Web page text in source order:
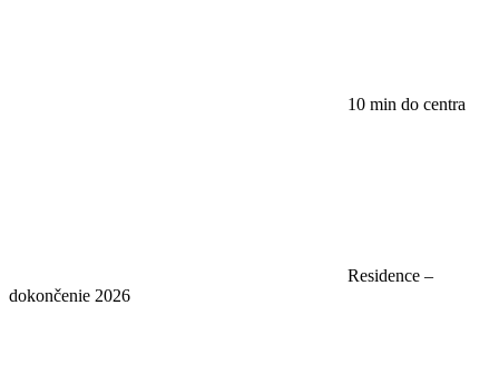
10 min do centra
Residence –
dokončenie 2026